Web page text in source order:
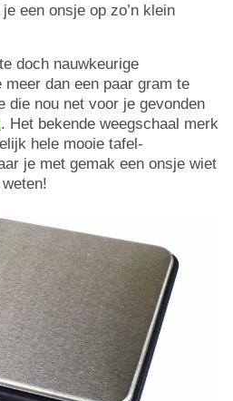
een onsje op zo’n klein
doch nauwkeurige
dan een paar gram te
die nou net voor je gevonden
. Het bekende weegschaal merk
hele mooie tafel-
je met gemak een onsje wiet